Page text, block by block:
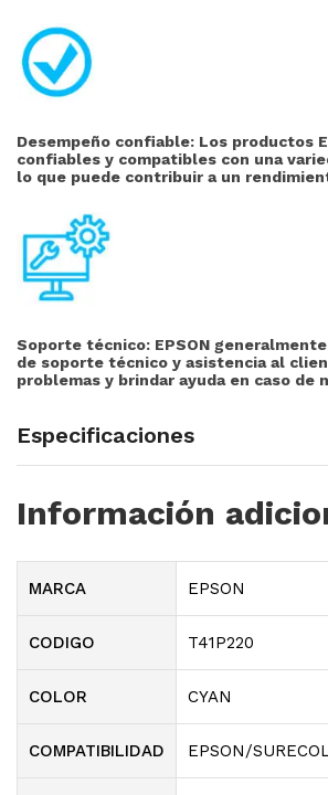
Desempeño confiable: Los productos
confiables y compatibles con una
lo que puede contribuir a un
Soporte técnico: EPSON
de soporte técnico y asistencia al
problemas y brindar ayuda en caso de
Especificaciones
Información
MARCA EPSON
CODIGO T41P220
COLOR CYAN
COMPATIBILIDAD EPSON/